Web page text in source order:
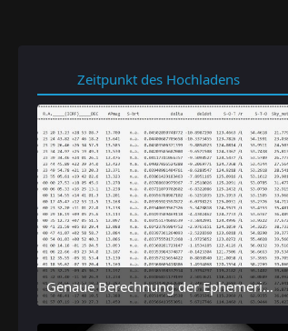
Zeitpunkt des Hochladens
Genaue Berechnung der Ephemeride für 2000 YV137 mit dem online-tool "Horizon" des JPL
6. August 2026 um 15:38